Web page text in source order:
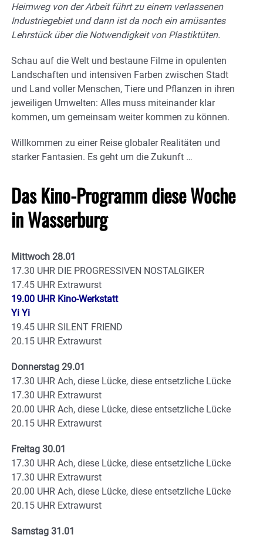
Heimweg von der Arbeit führt zu einem verlassenen
Industriegebiet und dann ist da noch ein amüsantes
Lehrstück über die Notwendigkeit von Plastiktüten.
Schau auf die Welt und bestaune Filme in opulenten
Landschaften und intensiven Farben zwischen Stadt
und Land voller Menschen, Tiere und Pflanzen in ihren
jeweiligen Umwelten: Alles muss miteinander klar
kommen, um gemeinsam weiter kommen zu können.
Willkommen zu einer Reise globaler Realitäten und
starker Fantasien. Es geht um die Zukunft …
Das Kino-Programm diese Woche
in Wasserburg
Mittwoch 28.01
17.30 UHR DIE PROGRESSIVEN NOSTALGIKER
17.45 UHR Extrawurst
19.00 UHR Kino-Werkstatt
Yi Yi
19.45 UHR SILENT FRIEND
20.15 UHR Extrawurst
Donnerstag 29.01
17.30 UHR Ach, diese Lücke, diese entsetzliche Lücke
17.30 UHR Extrawurst
20.00 UHR Ach, diese Lücke, diese entsetzliche Lücke
20.15 UHR Extrawurst
Freitag 30.01
17.30 UHR Ach, diese Lücke, diese entsetzliche Lücke
17.30 UHR Extrawurst
20.00 UHR Ach, diese Lücke, diese entsetzliche Lücke
20.15 UHR Extrawurst
Samstag 31.01